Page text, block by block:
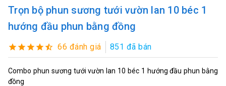
Trọn bộ phun sương tưới vườn lan 10 béc 1
hướng đầu phun bằng đồng
66 đánh giá 851 đã bán
Combo phun sương tưới vườn lan 10 béc 1 hướng đầu phun bằng
đồng